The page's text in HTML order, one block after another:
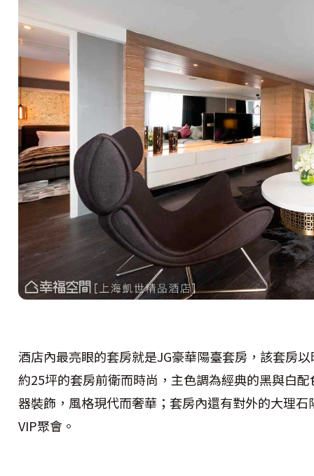
酒店內最亮眼的套房就是JG豪華陽臺套房，該套房
約25坪的套房前衛而時尚，主色調為經典的黑與白
器裝飾，風格現代而奢華；套房內還有對外的大理
VIP聚會。